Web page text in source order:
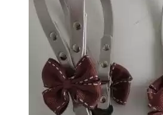
Boston
(0)
Bruno & friends
(0)
Buddy's(0)
CatwalkDog
Charlotte's Dress(6)
DoggyRide(0)
ExZzZeptional(0)